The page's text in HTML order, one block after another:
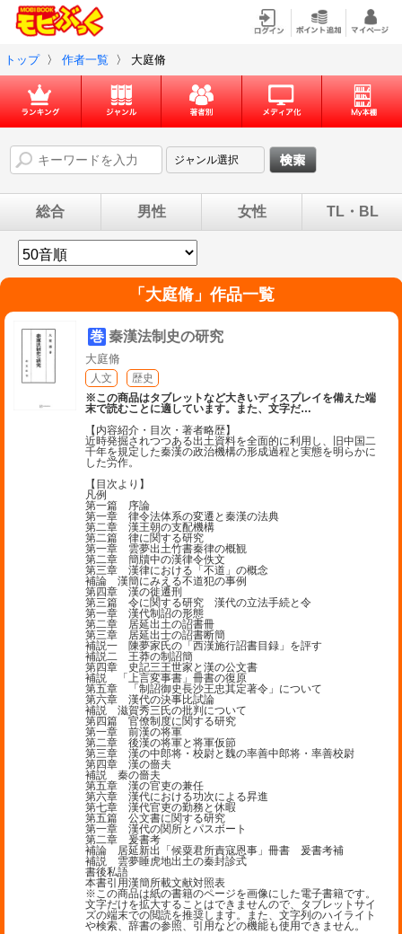
トップ 〉 作者一覧 〉 大庭脩
総合 男性 女性 TL・BL
「 大庭脩」作品一覧
巻 秦漢法制史の研究
大庭脩
人文
歴史
※この商品はタブレットなど大きいディスプレイを備えた端
末で読むことに適しています。また、文字だ…
【内容紹介・目次・著者略歴】
近時発掘されつつある出土資料を全面的に利用し、旧中国二
千年を規定した秦漢の政治機構の形成過程と実態を明らかに
した労作。
【目次より】
凡例
第一篇 序論
第一章 律令法体系の変遷と秦漢の法典
第二章 漢王朝の支配機構
第二篇 律に関する研究
第一章 雲夢出土竹書秦律の概観
第二章 簡牘中の漢律令佚文
第三章 漢律における「不道」の概念
補論 漢簡にみえる不道犯の事例
第四章 漢の徙遷刑
第三篇 令に関する研究 漢代の立法手続と令
第一章 漢代制詔の形態
第二章 居延出土の詔書冊
第三章 居延出士の詔書断簡
補説一 陳夢家氏の「西漢施行詔書目録」を評す
補説二 王莽の制詔簡
第四章 史記三王世家と漢の公文書
補説 「上言変事書」冊書の復原
第五章 「制詔御史長沙王忠其定著令」について
第六章 漢代の決事比試論
補説 滋賀秀三氏の批判について
第四篇 官僚制度に関する研究
第一章 前漢の将軍
第二章 後漢の将軍と将軍仮節
第三章 漢の中郎将・校尉と魏の率善中郎将・率善校尉
第四章 漢の嗇夫
補説 秦の嗇夫
第五章 漢の官吏の兼任
第六章 漢代における功次による昇進
第七章 漢代官吏の勤務と休暇
第五篇 公文書に関する研究
第一章 漢代の関所とパスボート
第二章 爰書考
補論 居延新出「候粟君所責寇恩事」冊書 爰書考補
補説 雲夢睡虎地出土の秦封診式
書後私語
本書引用漢簡所載文献対照表
※この商品は紙の書籍のページを画像にした電子書籍です。
文字だけを拡大することはできませんので、タブレットサイ
ズの端末での閲読を推奨します。また、文字列のハイライト
や検索、辞書の参照、引用などの機能も使用できません。